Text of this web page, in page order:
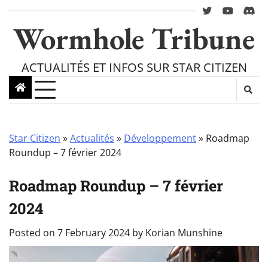
content
twitteryoutube
Wormhole Tribune
ACTUALITÉS ET INFOS SUR STAR CITIZEN
Star Citizen »Actualités » Développement» Roadmap
Roundup – 7 février 2024
Roadmap Roundup – 7 février
2024
Posted on 7 February 2024 by Korian Munshine